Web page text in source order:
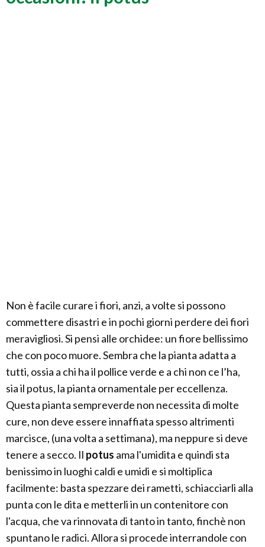
Non è facile curare i fiori, anzi, a volte si possono
commettere disastri e in pochi giorni perdere dei fiori
meravigliosi. Si pensi alle orchidee: un fiore bellissimo
che con poco muore. Sembra che la pianta adatta a
tutti, ossia a chi ha il pollice verde e a chi non ce l’ha,
sia il potus, la pianta ornamentale per eccellenza.
Questa pianta sempreverde non necessita di molte
cure, non deve essere innaffiata spesso altrimenti
marcisce, (una volta a settimana), ma neppure si deve
tenere a secco. Il potus ama l'umidita e quindi sta
benissimo in luoghi caldi e umidi e si moltiplica
facilmente: basta spezzare dei rametti, schiacciarli alla
punta con le dita e metterli in un contenitore con
l'acqua, che va rinnovata di tanto in tanto, finchè non
spuntano le radici. Allora si procede interrandole con